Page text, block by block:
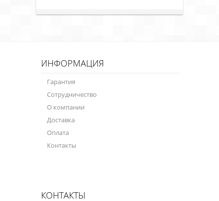
ИНФОРМАЦИЯ
Гарантия
Сотрудничество
О компании
Доставка
Оплата
Контакты
КОНТАКТЫ